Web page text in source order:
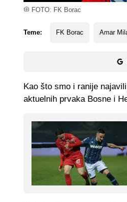
FOTO: FK Borac
Teme: FK Borac Amar
Kao što smo i ranije
aktuelnih prvaka Bosne i